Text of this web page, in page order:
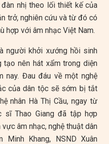
nhị theo lối thiết kế của
trở, nghiên cứu và từ đó có
hợp với âm nhạc Việt Nam.
người khởi xướng hồi sinh
tạo nên hát xẩm trong diện
nay. Đau đáu về một nghệ
của dân tộc sẽ sớm bị tắt
nhân Hà Thị Cầu, ngay từ
sĩ Thao Giang đã tập hợp
âm nhạc, nghệ thuật dân
Minh Khang, NSND Xuân